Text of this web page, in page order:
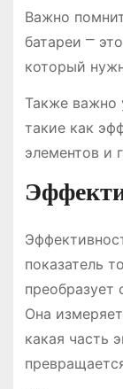
Важно
батареи ⎻
который
Также важно
такие как
элементов и
показатель
преобразует
Она
какая часть